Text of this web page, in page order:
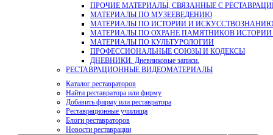
ПРОЧИЕ МАТЕРИАЛЫ, СВЯЗАННЫЕ С
МАТЕРИАЛЫ ПО МУЗЕЕВЕДЕНИЮ
МАТЕРИАЛЫ ПО ИСТОРИИ И ИСКУССТВОЗНАНИЮ
МАТЕРИАЛЫ ПО ОХРАНЕ ПАМЯТНИКОВ ИСТОРИИ
МАТЕРИАЛЫ ПО КУЛЬТУРОЛОГИИ
ПРОФЕССИОНАЛЬНЫЕ СОЮЗЫ И КОДЕКСЫ
ДНЕВНИКИ. Дневниковые записи.
РЕСТАВРАЦИОННЫЕ ВИДЕОМАТЕРИАЛЫ
Каталог реставраторов
Найти реставратора или фирму
Добавить фирму или реставратора
Реставрационные училища
Блоги реставраторов
Новости реставрации